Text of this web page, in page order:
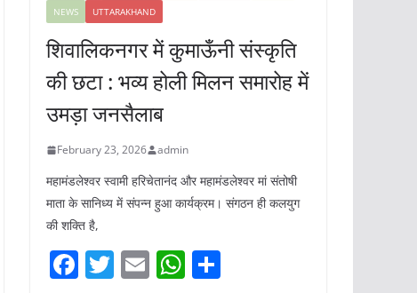
NEWS
UTTARAKHAND
शिवालिकनगर में कुमाऊँनी संस्कृति
की छटा : भव्य होली मिलन समारोह में
उमड़ा जनसैलाब
February 23, 2026 admin
महामंडलेश्वर स्वामी हरिचेतानंद और महामंडलेश्वर मां संतोषी
माता के सानिध्य में संपन्न हुआ कार्यक्रम। संगठन ही कलयुग
की शक्ति है,
F T E W